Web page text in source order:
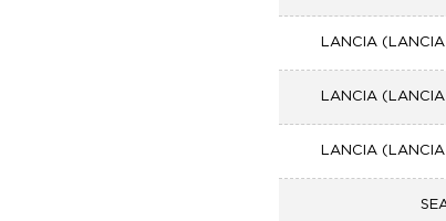
LANCIA
LANCIA
LANCIA